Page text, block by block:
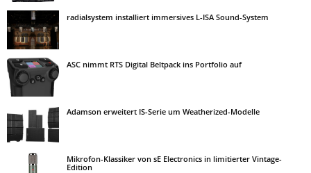
radialsystem installiert immersives L-ISA Sound-System
ASC nimmt RTS Digital Beltpack ins Portfolio auf
Adamson erweitert IS-Serie um Weatherized-Modelle
Mikrofon-Klassiker von sE Electronics in limitierter Vintage-
Edition